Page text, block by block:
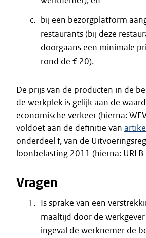
bij een bezorgplatform
restaurants (bij deze
doorgaans een minimale
rond de € 20).
De prijs van de producten in de
de werkplek is gelijk aan de
economische verkeer (hierna:
voldoet aan de definitie van
onderdeel f, van de
loonbelasting 2011 (hierna:
Vragen
Is sprake van een
maaltijd door de
ingeval de werknemer de